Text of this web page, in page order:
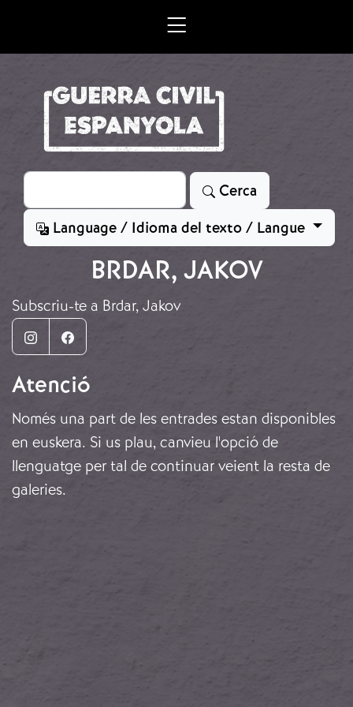
Cerca
Cerca
Language / Idioma del texto / Langue
BRDAR, JAKOV
Subscriu-te a Brdar, Jakov
InstagramFacebook
Atenció
Només una part de les entrades estan disponibles
en euskera. Si us plau, canvieu l'opció de
llenguatge per tal de continuar veient la resta de
galeries.